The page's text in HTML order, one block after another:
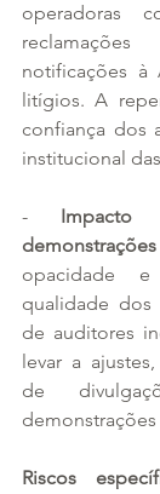
operadoras
notificações à
litígios. A
confiança dos
institucional
-
opacidade
qualidade dos
de auditores
levar a
de
demonstrações
Riscos